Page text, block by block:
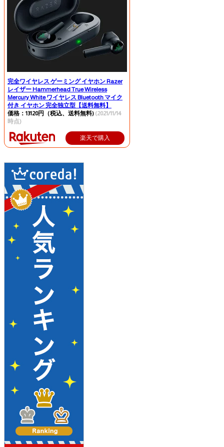
完全ワイヤレス ゲーミング イヤホン Razer
レイザー Hammerhead True Wireless
Mercury White ワイヤレス Bluetooth マイク
付き イヤホン 完全独立型【送料無料】
価格：13120円（税込、送料無料) (2021/11/14
時点)
楽天で購入